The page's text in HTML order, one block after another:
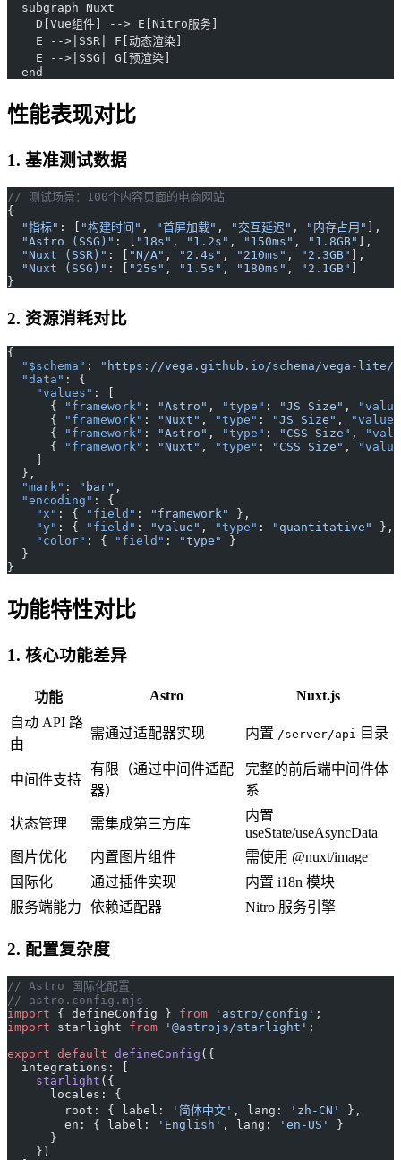
  subgraph Nuxt
    D[Vue组件] --> E[Nitro服务]
    E -->|SSR| F[动态渲染]
    E -->|SSG| G[预渲染]
  end
性能表现对比
1. 基准测试数据
// 测试场景：100个内容页面的电商网站
{
  "指标"
: [ "构建时间" , "首屏加载" , "交互延迟" , "内存占用"
],
  "Astro (SSG)"
: [ "18s" , "1.2s" , "150ms" , "1.8GB"
],
  "Nuxt (SSR)"
: [ "N/A" , "2.4s" , "210ms" , "2.3GB"
],
  "Nuxt (SSG)"
: [ "25s" , "1.5s" , "180ms" , "2.1GB"
}
2. 资源消耗对比
{
  "$schema"
:
"https://vega.github.io/schema/vega-lite/
  "data"
: {
    "values"
: [
      {
"framework" : "Astro" , "type" : "JS Size" ,
      {
"framework" : "Nuxt" , "type" : "JS Size" ,
"value"
      {
"framework" : "Astro" , "type" : "CSS Size" ,
      {
"framework" : "Nuxt" , "type" : "CSS Size" ,
  },
  "mark"
: "bar" ,
  "encoding"
: {
    "x"
: { "field" : "framework"
},
    "y"
: { "field" : "value" , "type" : "quantitative"
},
    "color"
: { "field" : "type"
}
  }
}
功能特性对比
1. 核心功能差异
功能 Astro
Nuxt.js
自动 API 路
由
需通过适配器实现 内置 /server/api 目录
中间件支持
有限（通过中间件适配
器）
完整的前后端中间件体
系
状态管理 需集成第三方库
内置
useState/useAsyncData
图片优化
内置图片组件
需使用 @nuxt/image
国际化
通过插件实现
内置 i18n 模块
服务端能力
依赖适配器 Nitro 服务引擎
2. 配置复杂度
// Astro 国际化配置
// astro.config.mjs
import { defineConfig } from 'astro/config' ;
import starlight from '@astrojs/starlight' ;
export default defineConfig ({
  integrations: [
    starlight
({
      locales: {
        root: { label:
'简体中文' , lang: 'zh-CN'
},
        en: { label:
'English' , lang: 'en-US'
}
      }
    })